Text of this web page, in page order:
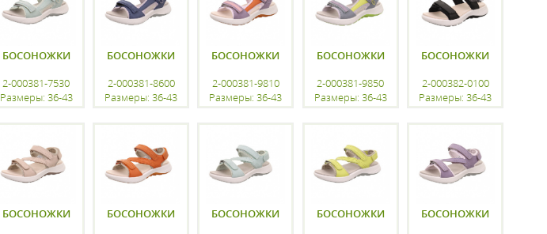
БОСОНОЖКИ
2-000381-7530
Размеры: 36-43
БОСОНОЖКИ
2-000381-8600
Размеры: 36-43
БОСОНОЖКИ
2-000381-9810
Размеры: 36-43
БОСОНОЖКИ
2-000381-9850
Размеры: 36-43
БОСОНОЖКИ
2-000382-0100
Размеры: 36-43
БОСОНОЖКИ
БОСОНОЖКИ
БОСОНОЖКИ
БОСОНОЖКИ
БОСОНОЖКИ